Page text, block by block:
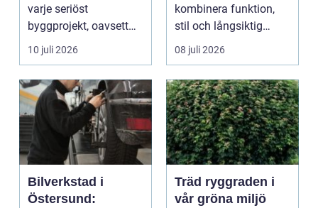
varje seriöst
byggprojekt, oavsett
om det handlar om en
10 juli 2026
kombinera funktion,
stil och långsiktig
ekonomi i samma p...
08 juli 2026
Bilverkstad i
Östersund:
Träd ryggraden i
vår gröna miljö